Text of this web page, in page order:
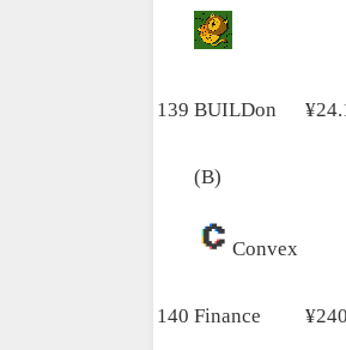
139 BUILDon
(B)
140
Convex
Finance